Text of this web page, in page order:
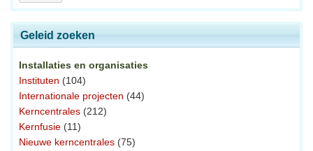
Geleid zoeken
Installaties en organisaties
Instituten (104)
Internationale projecten (44)
Kerncentrales (212)
Kernfusie (11)
Nieuwe kerncentrales (75)